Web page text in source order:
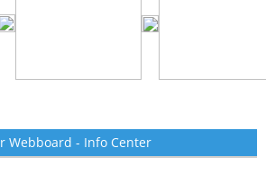
Webboard - Info Center